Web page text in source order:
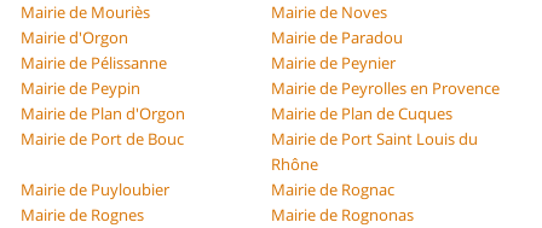
Mairie de Mouriès
Mairie de Noves
Mairie d'Orgon
Mairie de Paradou
Mairie de Pélissanne
Mairie de Peynier
Mairie de Peypin
Mairie de Peyrolles en Provence
Mairie de Plan d'Orgon
Mairie de Plan de Cuques
Mairie de Port de Bouc
Mairie de Port Saint Louis du
Rhône
Mairie de Puyloubier
Mairie de Rognac
Mairie de Rognes
Mairie de Rognonas